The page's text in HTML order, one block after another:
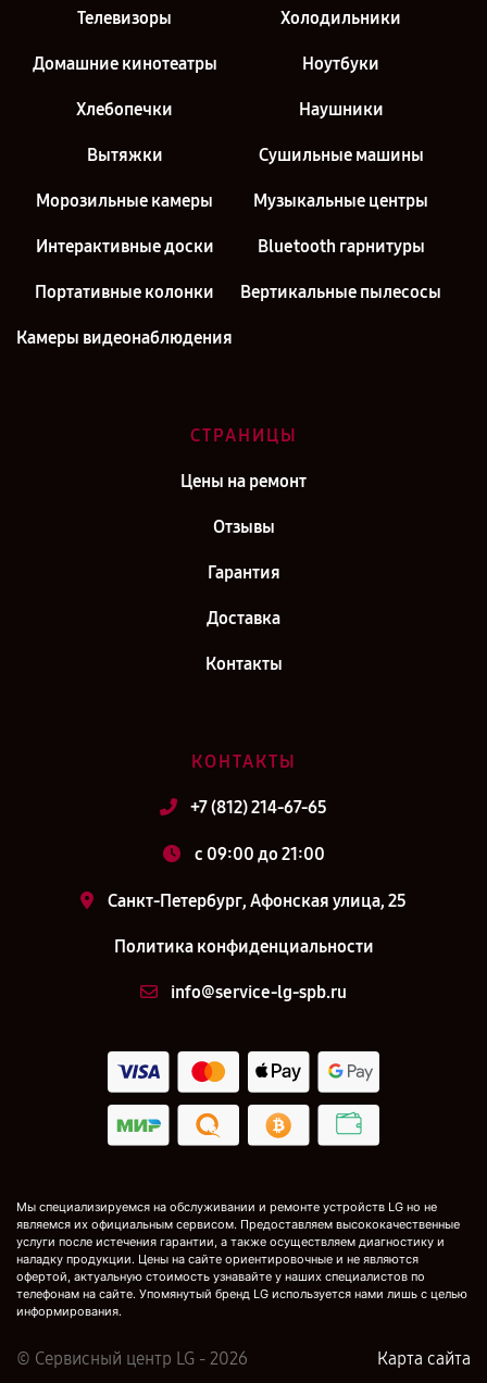
Телевизоры Холодильники
Домашние кинотеатры Ноутбуки
Хлебопечки Наушники
Вытяжки Сушильные машины
Морозильные камеры Музыкальные центры
Интерактивные доски Bluetooth гарнитуры
Портативные колонки Вертикальные пылесосы
Камеры видеонаблюдения
СТРАНИЦЫ
Цены на ремонт
Отзывы
Гарантия
Доставка
Контакты
КОНТАКТЫ
+7 (812) 214-67-65
c 09:00 до 21:00
Санкт-Петербург, Афонская улица, 25
Политика конфиденциальности
info@service-lg-spb.ru
Мы специализируемся на обслуживании и ремонте устройств LG но не
являемся их официальным сервисом. Предоставляем высококачественные
услуги после истечения гарантии, а также осуществляем диагностику и
наладку продукции. Цены на сайте ориентировочные и не являются
офертой, актуальную стоимость узнавайте у наших специалистов по
телефонам на сайте. Упомянутый бренд LG используется нами лишь с целью
информирования.
© Сервисный центр LG - 2026 Карта сайта